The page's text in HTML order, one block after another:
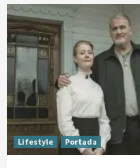
Lifestyle Portada